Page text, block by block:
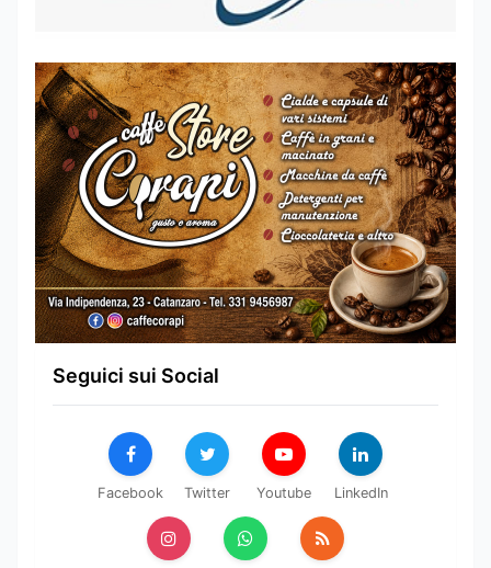
Seguici sui Social
Facebook Twitter Youtube LinkedIn